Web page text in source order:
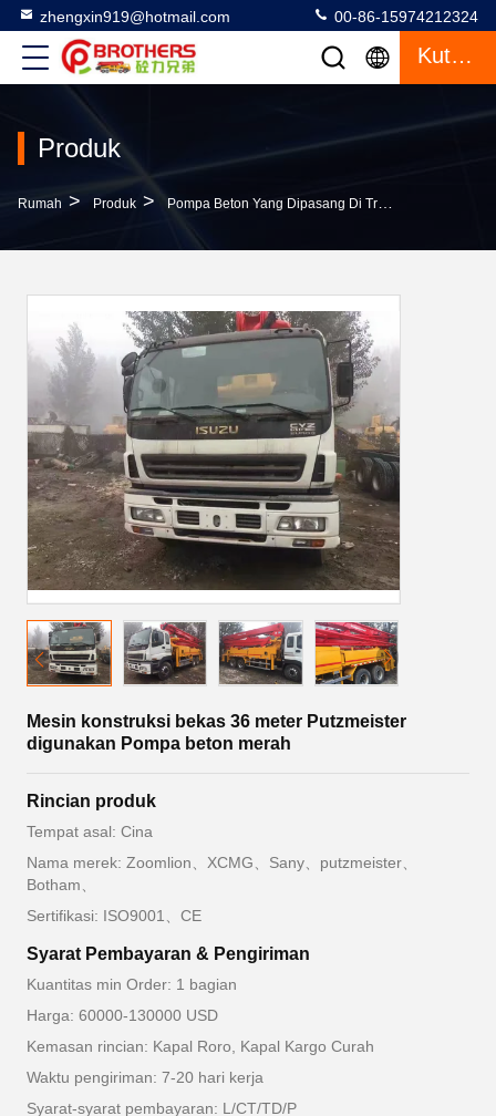
zhengxin919@hotmail.com 00-86-15974212324
Kutipan
Produk
Rumah > Produk > Pompa Beton Yang Dipasang Di Truk
Mesin konstruksi bekas 36 meter Putzmeister
digunakan Pompa beton merah
Rincian produk
Tempat asal: Cina
Nama merek: Zoomlion、XCMG、Sany、putzmeister、
Botham、
Sertifikasi: ISO9001、CE
Syarat Pembayaran & Pengiriman
Kuantitas min Order: 1 bagian
Harga: 60000-130000 USD
Kemasan rincian: Kapal Roro, Kapal Kargo Curah
Waktu pengiriman: 7-20 hari kerja
Syarat-syarat pembayaran: L/CT/TD/P